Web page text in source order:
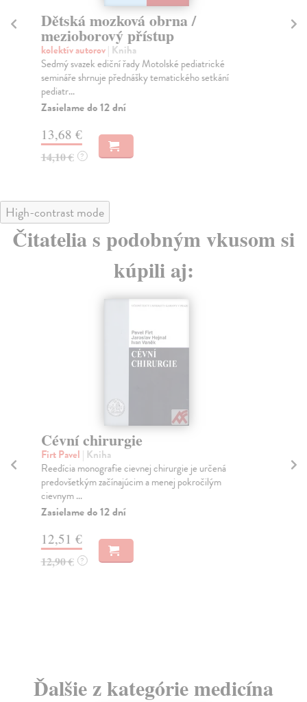
Dětská mozková obrna /
mezioborový přístup
kolektív autorov| Kniha
Sedmý svazek ediční řady Motolské pediatrické
semináře shrnuje přednášky tematického setkání
pediatr...
Zasielame do 12 dní
13,68 €
14,10 € ?
High-contrast mode
Čitatelia s podobným vkusom si
kúpili aj:
Cévní chirurgie
Firt Pavel | Kniha
Reedícia monografie cievnej chirurgie je určená
predovšetkým začínajúcim a menej pokročilým
cievnym ...
Zasielame do 12 dní
12,51 €
12,90 € ?
Ďalšie z kategórie medicína